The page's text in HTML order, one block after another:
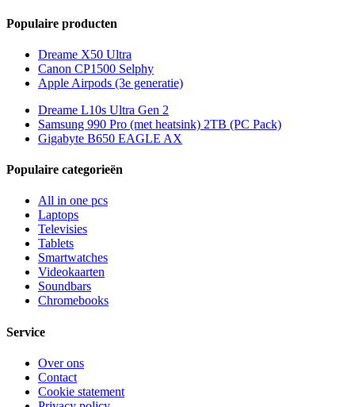
Populaire producten
Dreame X50 Ultra
Canon CP1500 Selphy
Apple Airpods (3e generatie)
Dreame L10s Ultra Gen 2
Samsung 990 Pro (met heatsink) 2TB (PC Pack)
Gigabyte B650 EAGLE AX
Populaire categorieën
All in one pcs
Laptops
Televisies
Tablets
Smartwatches
Videokaarten
Soundbars
Chromebooks
Service
Over ons
Contact
Cookie statement